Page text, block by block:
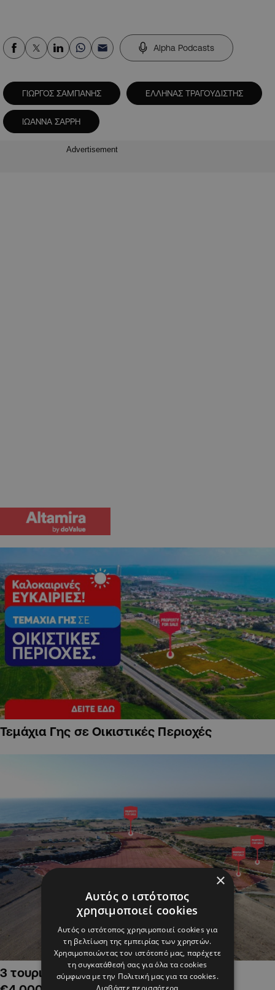
Alpha Podcasts
ΓΙΩΡΓΟΣ ΣΑΜΠΑΝΗΣ ΕΛΛΗΝΑΣ ΤΡΑΓΟΥΔΙΣΤΗΣ
ΙΩΑΝΝΑ ΣΑΡΡΗ
Advertisement
Τεμάχια Γης σε Οικιστικές Περιοχές
3 τουριστικά χωράφια στην Αλαμινό,
×
Αυτός ο ιστότοπος
χρησιμοποιεί cookies
Αυτός ο ιστότοπος χρησιμοποιεί cookies για
τη βελτίωση της εμπειρίας των χρηστών.
Χρησιμοποιώντας τον ιστότοπό μας, παρέχετε
τη συγκατάθεσή σας για όλα τα cookies
σύμφωνα με την Πολιτική μας για τα cookies.
Διαβάστε περισσότερα